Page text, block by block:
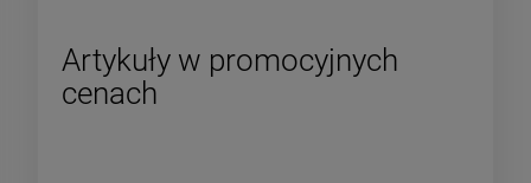
Artykuły w promocyjnych
cenach